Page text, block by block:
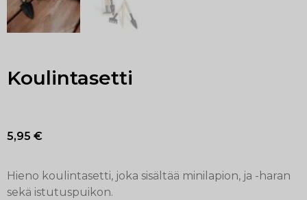
Koulintasetti
5,95 €
Hieno koulintasetti, joka sisältää minilapion, ja -haran
sekä istutuspuikon.